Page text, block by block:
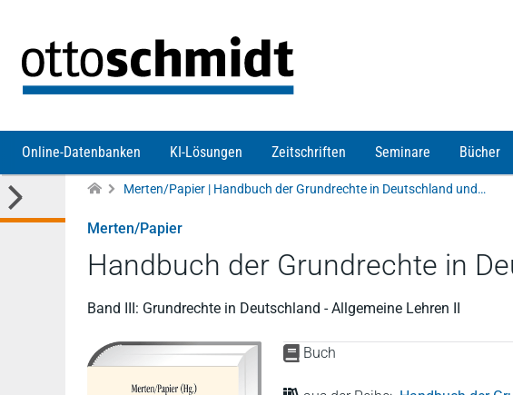
Online-Datenbanken KI-Lösungen Zeitschriften Seminare Bücher
Merten/Papier | Handbuch der Grundrechte in Deutschland und Europa
Merten/Papier
Handbuch der Grundrechte in
Band III: Grundrechte in Deutschland - Allgemeine Lehren II
Buch